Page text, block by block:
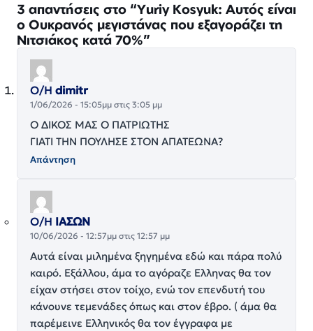
3 απαντήσεις στο “Yuriy Kosyuk: Αυτός είναι
ο Ουκρανός μεγιστάνας που εξαγοράζει τη
Νιτσιάκος κατά 70%”
Ο/Η dimitr
1/06/2026 - 15:05μμ στις 3:05 μμ
Ο ΔΙΚΟΣ ΜΑΣ Ο ΠΑΤΡΙΩΤΗΣ
ΓΙΑΤΙ ΤΗΝ ΠΟΥΛΗΣΕ ΣΤΟΝ ΑΠΑΤΕΩΝΑ?
Απάντηση
Ο/Η ΙΑΣΩΝ
10/06/2026 - 12:57μμ στις 12:57 μμ
Αυτά είναι μιλημένα ξηγημένα εδώ και πάρα πολύ
καιρό. Εξάλλου, άμα το αγόραζε Ελληνας θα τον
είχαν στήσει στον τοίχο, ενώ τον επενδυτή του
κάνουνε τεμενάδες όπως και στον έβρο. ( άμα θα
παρέμεινε Ελληνικός θα τον έγγραφα με